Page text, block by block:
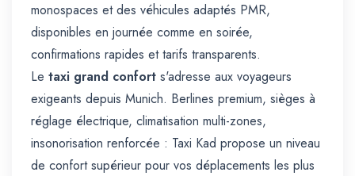
monospaces et des véhicules adaptés PMR,
disponibles en journée comme en soirée,
confirmations rapides et tarifs transparents.
Le taxi grand confort s'adresse aux voyageurs
exigeants depuis Munich. Berlines premium, sièges à
réglage électrique, climatisation multi-zones,
insonorisation renforcée : Taxi Kad propose un niveau
de confort supérieur pour vos déplacements les plus